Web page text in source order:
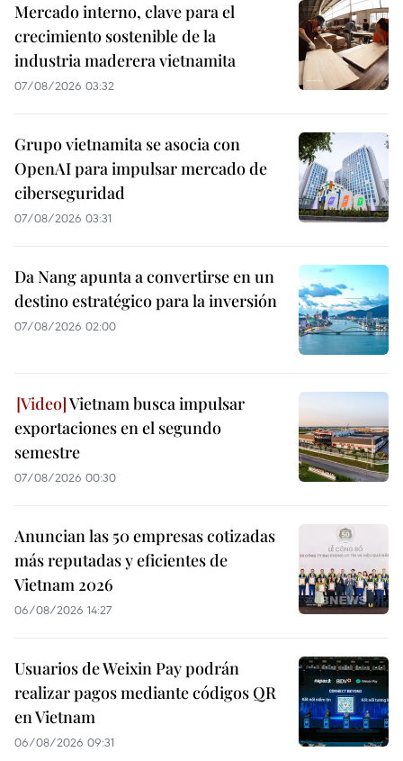
Mercado interno, clave para el
crecimiento sostenible de la
industria maderera vietnamita
07/08/2026 03:32
Grupo vietnamita se asocia con
OpenAI para impulsar mercado de
ciberseguridad
07/08/2026 03:31
Da Nang apunta a convertirse en un
destino estratégico para la inversión
07/08/2026 02:00
Vietnam busca impulsar
exportaciones en el segundo
semestre
07/08/2026 00:30
Anuncian las 50 empresas cotizadas
más reputadas y eficientes de
Vietnam 2026
06/08/2026 14:27
Usuarios de Weixin Pay podrán
realizar pagos mediante códigos QR
en Vietnam
06/08/2026 09:31